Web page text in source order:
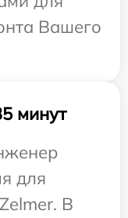
Вашего
минут
для
В